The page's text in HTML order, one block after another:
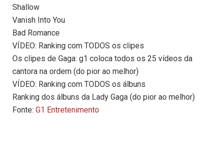
Shallow
Vanish Into You
Bad Romance
VÍDEO: Ranking com TODOS os clipes
Os clipes de Gaga: g1 coloca todos os 25 vídeos da
cantora na ordem (do pior ao melhor)
VÍDEO: Ranking com TODOS os álbuns
Ranking dos álbuns da Lady Gaga (do pior ao melhor)
Fonte: G1 Entretenimento